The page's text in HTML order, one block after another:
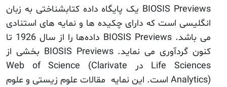
BIOSIS Previews یک پایگاه داده کتابشناختی به زبان
انگلیسی است که دارای چکیده ها و نمایه های استنادی
می باشد. BIOSIS Previews داده‌ها را از سال 1926 تا
کنون گردآوری می نماید. BIOSIS Previews بخشی از
Life Sciences در Web of Science (Clarivate
Analytics) است. این نمایه مقالات علوم زیستی و علوم